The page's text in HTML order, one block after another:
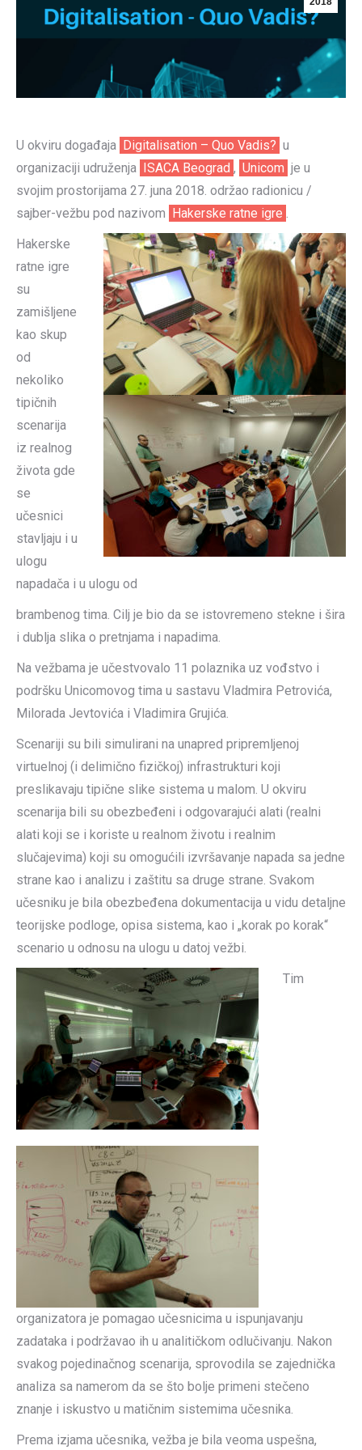
U okviru događaja Digitalisation – Quo Vadis? u
organizaciji udruženja ISACA Beograd , Unicom je u
svojim prostorijama 27. juna 2018. održao radionicu /
sajber-vežbu pod nazivom Hakerske ratne igre .
Hakerske
ratne igre
su
zamišljene
kao skup
od
nekoliko
tipičnih
scenarija
iz realnog
života gde
se
učesnici
stavljaju i u
ulogu
napadača i u ulogu od
brambenog tima. Cilj je bio da se istovremeno stekne i šira
i dublja slika o pretnjama i napadima.
Na vežbama je učestvovalo 11 polaznika uz vođstvo i
podršku Unicomovog tima u sastavu Vladmira Petrovića,
Milorada Jevtovića i Vladimira Grujića.
Scenariji su bili simulirani na unapred pripremljenoj
virtuelnoj (i delimično fizičkoj) infrastrukturi koji
preslikavaju tipične slike sistema u malom. U okviru
scenarija bili su obezbeđeni i odgovarajući alati (realni
alati koji se i koriste u realnom životu i realnim
slučajevima) koji su omogućili izvršavanje napada sa jedne
strane kao i analizu i zaštitu sa druge strane. Svakom
učesniku je bila obezbeđena dokumentacija u vidu detaljne
teorijske podloge, opisa sistema, kao i „korak po korak“
scenario u odnosu na ulogu u datoj vežbi.
Tim
organizatora je pomagao učesnicima u ispunjavanju
zadataka i podržavao ih u analitičkom odlučivanju. Nakon
svakog pojedinačnog scenarija, sprovodila se zajednička
analiza sa namerom da se što bolje primeni stečeno
znanje i iskustvo u matičnim sistemima učesnika.
Prema izjama učesnika, vežba je bila veoma uspešna,